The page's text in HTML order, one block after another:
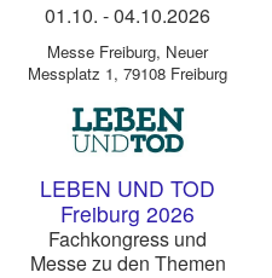
01.10. -04.10.2026
Messe Freiburg, Neuer
Messplatz 1, 79108 Freiburg
LEBEN UND TOD
Freiburg 2026
Fachkongress und
Messe zu den Themen